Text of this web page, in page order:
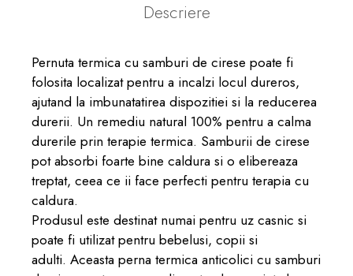
Descriere
Pernuta termica cu samburi de cirese poate fi
folosita localizat pentru a incalzi locul dureros,
ajutand la imbunatatirea dispozitiei si la reducerea
durerii. Un remediu natural 100% pentru a calma
durerile prin terapie termica. Samburii de cirese
pot absorbi foarte bine caldura si o elibereaza
treptat, ceea ce ii face perfecti pentru terapia cu
caldura.
Produsul este destinat numai pentru uz casnic si
poate fi utilizat pentru bebelusi, copii si
adulti. Aceasta perna termica anticolici cu samburi